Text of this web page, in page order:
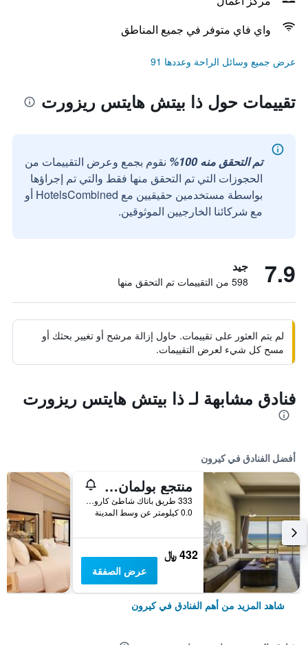
واي فاي متوفر في جميع المناطق
عرض جميع وسائل الراحة وعددها 91
تقييمات حول ذا بيتش هايتس ريزورت
تم التحقق منه 100%
نقوم بجمع وعرض التقييمات من
الحجوزات التي تم التحقق منها فقط والتي تم إجراؤها
بواسطة مستخدمين حقيقيين مع HotelsCombined أو
مع شركائنا الخارجيين الموثوقين.
7.9 جيد
598 من التقييمات تم التحقق منها
لم يتم العثور على تقييمات. حاول إزالة مرشح أو تغيير بحثك أو
مسح كل شيء لعرض التقييمات.
فنادق مشابهة لـ ذا بيتش هايتس ريزورت
أفضل الفنادق في كيرون
منتجع بولمان فوكيت كارون بيتش
333 طريق باتاك شاطئ كارون موانغ, كيرون, تايلاند
0.0 كيلومتر عن وسط المدينة
432 ﷼
عرض الصفقة
شاهد المزيد من أهم الفنادق في كيرون